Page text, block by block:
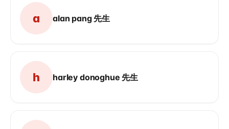
a alan pang 先生
h harley donoghue 先生